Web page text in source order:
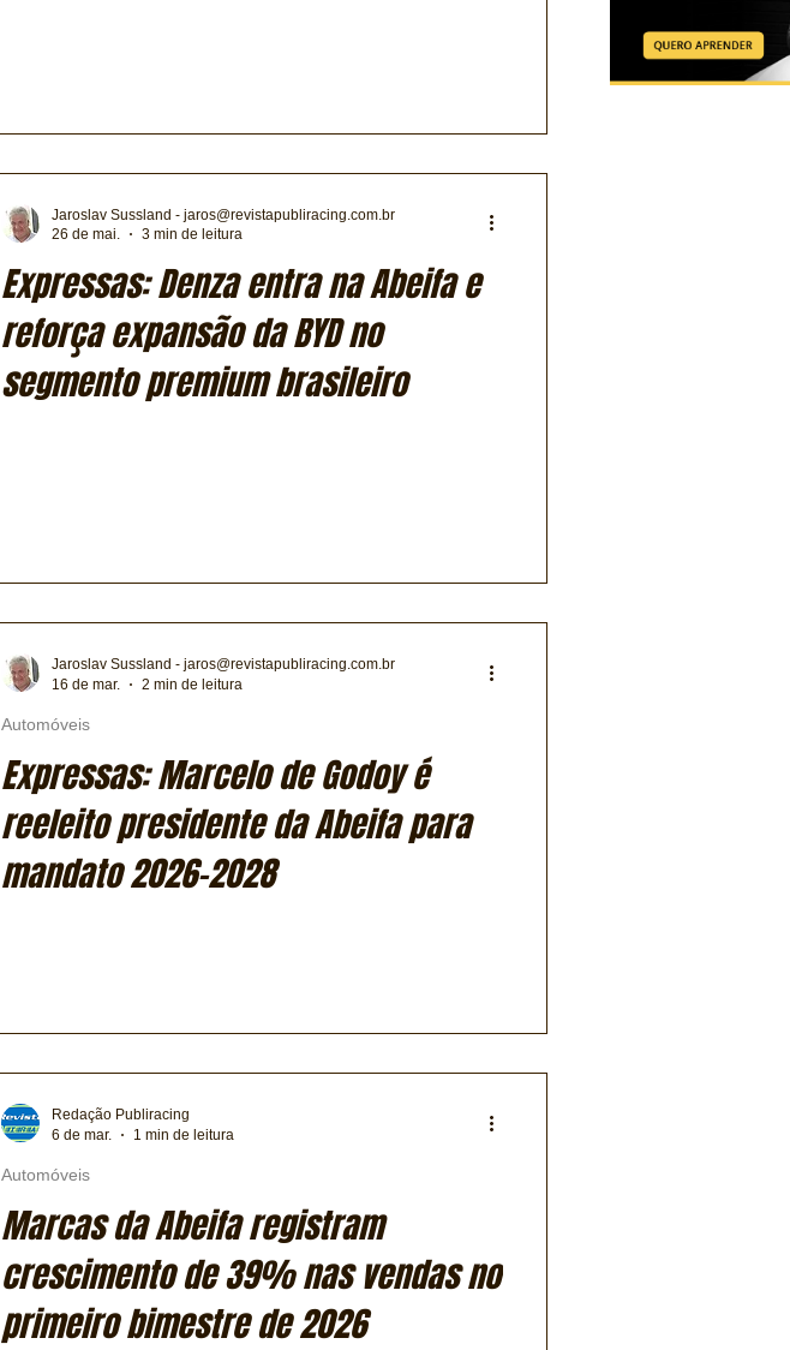
Expressas: Denza entra na Abeifa e
reforça expansão da BYD no
segmento premium brasileiro
Jaroslav Sussland - jaros@revistapubliracing.com.br
26 de mai.
3 min de leitura
Expressas: Marcelo de Godoy é
reeleito presidente da Abeifa para
mandato 2026–2028
Automóveis
Jaroslav Sussland - jaros@revistapubliracing.com.br
16 de mar.
2 min de leitura
Marcas da Abeifa registram
crescimento de 39% nas vendas no
primeiro bimestre de 2026
Automóveis
Redação Publiracing
6 de mar.
1 min de leitura